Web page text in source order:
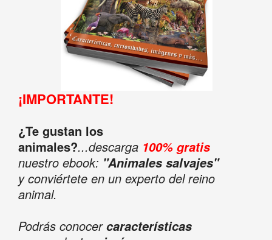
¡IMPORTANTE!
¿Te gustan los
animales?...descarga 100% gratis
nuestro ebook: "Animales salvajes"
y conviértete en un experto del reino
animal.
Podrás conocercaracterísticas